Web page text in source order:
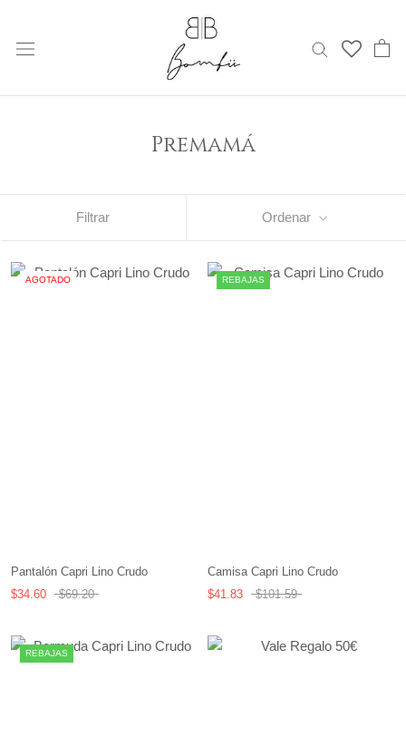
contenido
Premamá
Filtrar Ordenar
AGOTADO
Pantalón Capri Lino Crudo
$34.60
$69.20
REBAJAS
Camisa Capri Lino Crudo
$41.83
$101.59
REBAJAS